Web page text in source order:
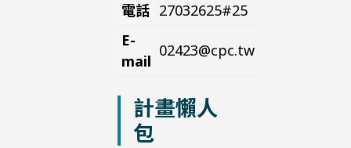
電話 27032625#25
E-
mail
02423@cpc.tw
計畫懶人
包